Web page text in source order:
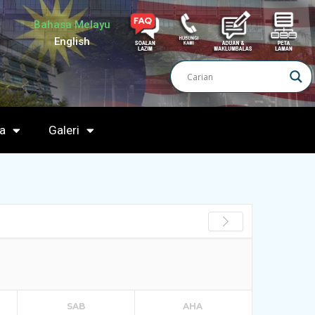
Bahasa Melayu
English
Galeri
SAB
AHA